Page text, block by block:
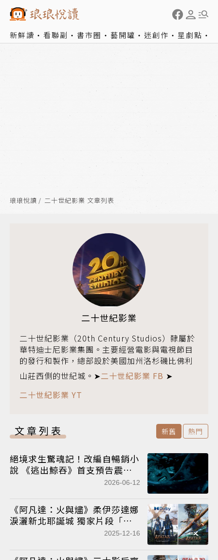
新鮮讀 看聯副 書市圈 藝開罐 迷創作 星劇點
琅琅悅讀 二十世紀影業 文章列表
二十世紀影業
二十世紀影業（20th Century Studios）隸屬於
華特迪士尼影業集團。主要經營電影與電視節目
的發行和製作，總部設於美國加州洛杉磯比佛利
山莊西側的世紀城。➤二十世紀影業 FB ➤
二十世紀影業 YT
文章列表 新舊 熱門
絕境求生驚魂記！改編自暢銷小
說 《逃出鯨吞》首支預告震撼
2026-06-12
《阿凡達：火與燼》柔伊莎達娜
淚灑新北耶誕城 獨家片段「你
2025-12-16